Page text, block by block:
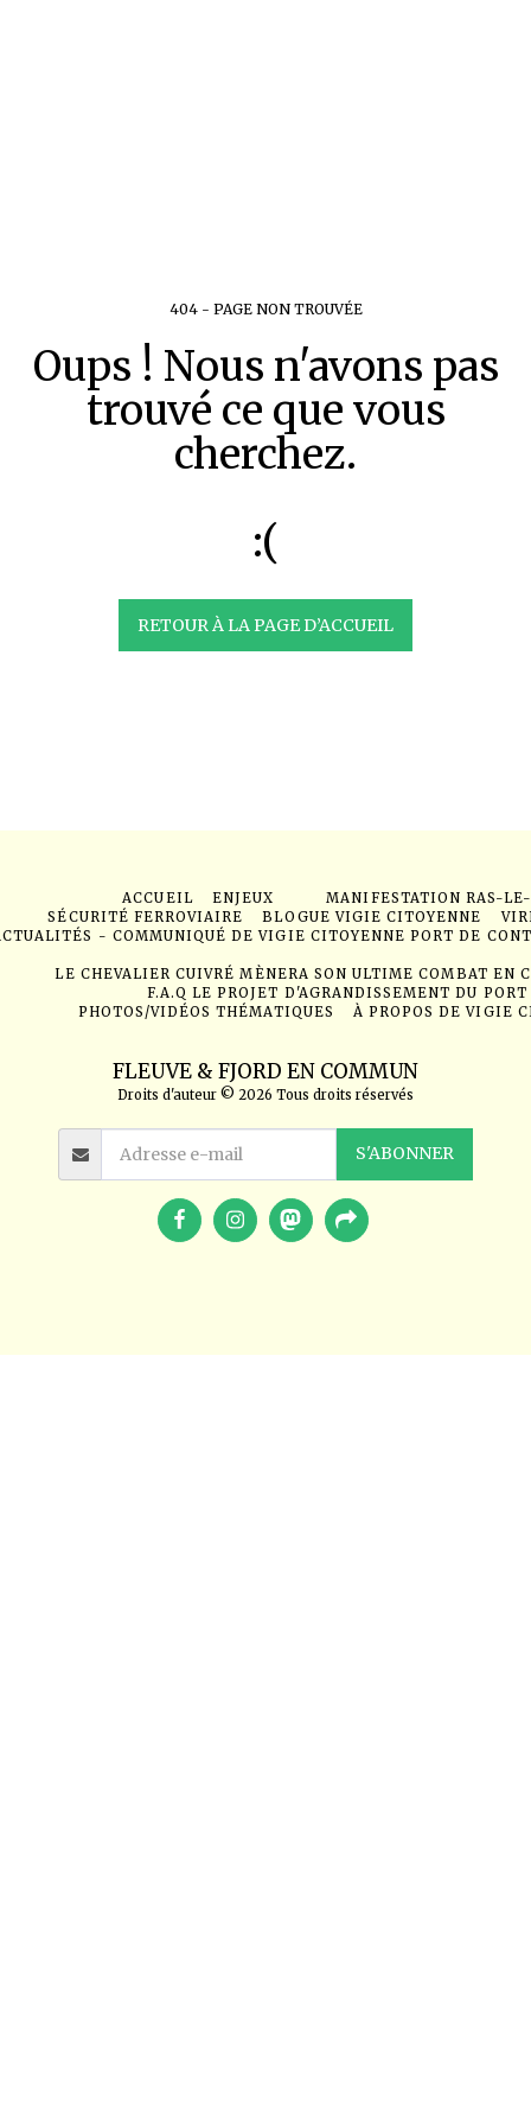
404 - PAGE NON TROUVÉE
Oups ! Nous n'avons pas
trouvé ce que vous
cherchez.
:(
RETOUR À LA PAGE D’ACCUEIL
FLEUVE & FJORD EN COMMUN
Droits d'auteur © 2026 Tous droits réservés
ACCUEIL ENJEUX
MANIFESTATION RAS-
SÉCURITÉ FERROVIAIRE
BLOGUE VIGIE CITOYENNE
- COMMUNIQUÉ DE VIGIE CITOYENNE PORT DE
LE CHEVALIER CUIVRÉ MÈNERA SON ULTIME COMBAT EN
F.A.Q LE PROJET D'AGRANDISSEMENT DU
PHOTOS/VIDÉOS THÉMATIQUES
À PROPOS DE VIGIE
S'ABONNER